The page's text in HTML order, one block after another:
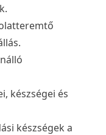
készségei és
készségek a